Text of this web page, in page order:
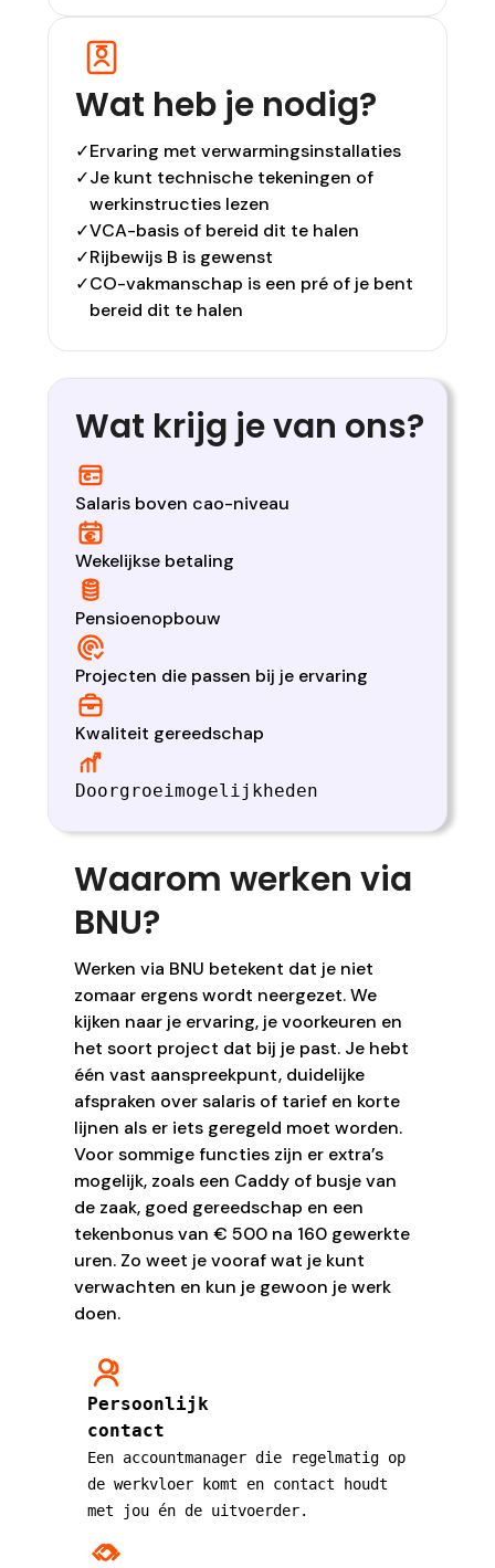
Wat heb je nodig?
✓Ervaring met verwarmingsinstallaties
✓Je kunt technische tekeningen of
werkinstructies lezen
✓VCA-basis of bereid dit te halen
✓Rijbewijs B is gewenst
✓CO-vakmanschap is een pré of je bent
bereid dit te halen
Wat krijg je van ons?
Salaris boven cao-niveau
Wekelijkse betaling
Pensioenopbouw
Projecten die passen bij je ervaring
Kwaliteit gereedschap
Doorgroeimogelijkheden
Waarom werken via
BNU?
Werken via BNU betekent dat je niet
zomaar ergens wordt neergezet. We
kijken naar je ervaring, je voorkeuren en
het soort project dat bij je past. Je hebt
één vast aanspreekpunt, duidelijke
afspraken over salaris of tarief en korte
lijnen als er iets geregeld moet worden.
Voor sommige functies zijn er extra’s
mogelijk, zoals een Caddy of busje van
de zaak, goed gereedschap en een
tekenbonus van € 500 na 160 gewerkte
uren. Zo weet je vooraf wat je kunt
verwachten en kun je gewoon je werk
doen.
Persoonlijk
contact
Een accountmanager die regelmatig op
de werkvloer komt en contact houdt
met jou én de uitvoerder.